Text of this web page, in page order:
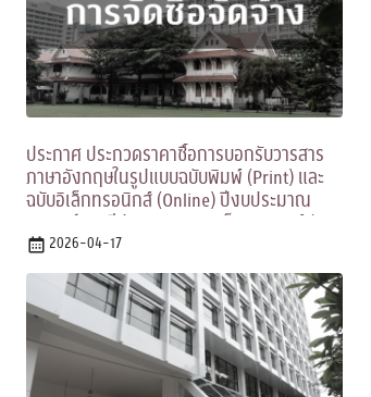
ประกาศ ประกวดราคาซื้อการบอกรับวารสาร
ภาษาอังกฤษในรูปแบบฉบับพิมพ์ (Print) และ
ฉบับอิเล็กทรอนิกส์ (Online) ปีงบประมาณ
2569 ด้วยวิธีประกวดราคาอิเล็กทรอนิกส์ (e-
bidding)
2026-04-17